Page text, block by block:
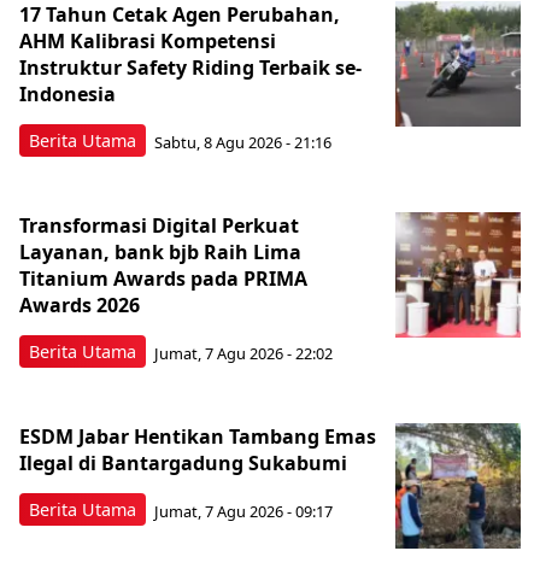
Berita Utama
17 Tahun Cetak Agen Perubahan,
AHM Kalibrasi Kompetensi
Instruktur Safety Riding Terbaik se-
Indonesia
Sabtu, 8 Agu 2026 - 21:16
Berita Utama
Transformasi Digital Perkuat
Layanan, bank bjb Raih Lima
Titanium Awards pada PRIMA
Awards 2026
Jumat, 7 Agu 2026 - 22:02
Berita Utama
ESDM Jabar Hentikan Tambang Emas
Ilegal di Bantargadung Sukabumi
Jumat, 7 Agu 2026 - 09:17